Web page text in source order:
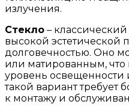
излучения.
Стекло –
высокой эстетической
долговечностью. Оно
или матированным, что
уровень освещенности
такой вариант требует
к монтажу и